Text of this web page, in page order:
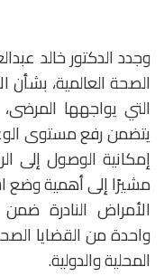
وجدد الدكتور خالد
الصحة العالمية، بشأن
التي يواجهها
يتضمن رفع مستوى
إمكانية الوصول إلى
مشيرًا إلى أهمية وضع
الأمراض النادرة
واحدة من القضايا
المحلية والدولية.